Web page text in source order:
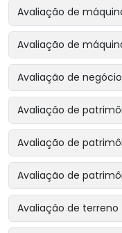
Avaliação de
Avaliação de
Avaliação de
Avaliação de
Avaliação de
Avaliação de
Avaliação de terreno